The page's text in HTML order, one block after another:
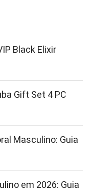
Black Elixir
Gift Set 4 PC
Masculino: Guia
em 2026: Guia